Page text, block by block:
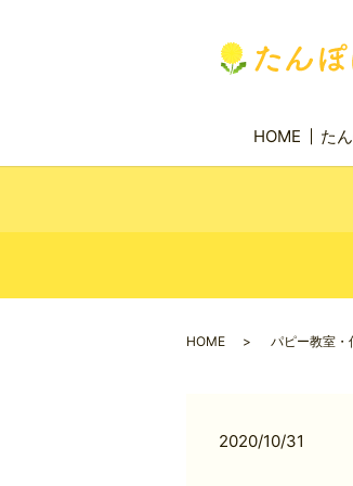
HOME た
HOME パピー教室・
2020/10/31